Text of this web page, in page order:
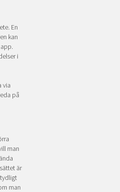
En
kan
i
via
på
man
är
man